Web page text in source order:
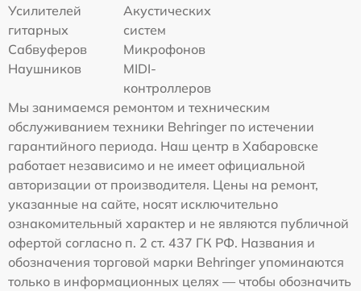
Усилителей
гитарных
Акустических
систем
Сабвуферов
Микрофонов
Наушников
MIDI-
контроллеров
Мы занимаемся ремонтом и техническим
обслуживанием техники Behringer по истечении
гарантийного периода. Наш центр в Хабаровске
работает независимо и не имеет официальной
авторизации от производителя. Цены на ремонт,
указанные на сайте, носят исключительно
ознакомительный характер и не являются публичной
офертой согласно п. 2 ст. 437 ГК РФ. Названия и
обозначения торговой марки Behringer упоминаются
только в информационных целях — чтобы обозначить